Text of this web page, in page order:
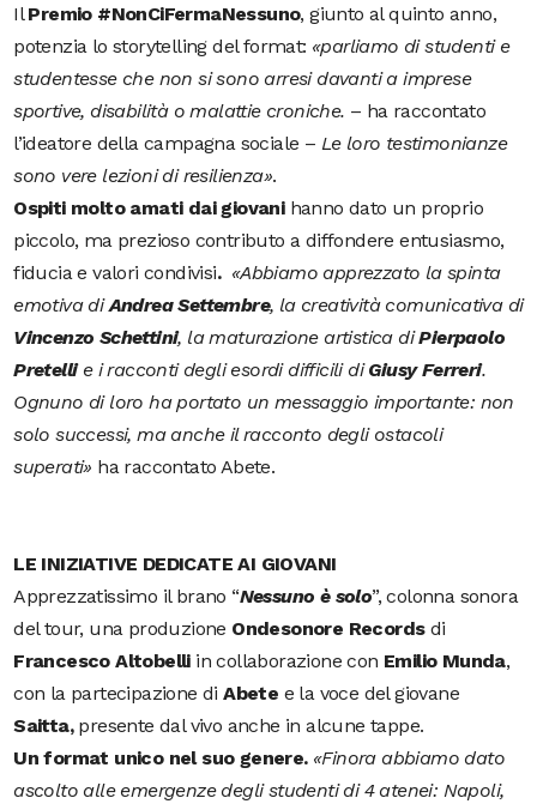
IlPremio #NonCiFermaNessuno, giunto al quinto anno,
potenzia lo storytelling del format: «parliamo di studenti e
studentesse che non si sono arresi davanti a imprese
sportive, disabilità o malattie croniche. – ha raccontato
l’ideatore della campagna sociale – Le loro testimonianze
sono vere lezioni di resilienza».
Ospiti molto amati dai giovani hanno dato un proprio
piccolo, ma prezioso contributo a diffondere entusiasmo,
fiducia e valori condivisi. «Abbiamo apprezzato la spinta
emotiva diAndrea Settembre, la creatività comunicativa di
Vincenzo Schettini, la maturazione artistica diPierpaolo
Pretellie i racconti degli esordi difficili diGiusy Ferreri.
Ognuno di loro ha portato un messaggio importante: non
solo successi, ma anche il racconto degli ostacoli
superati» ha raccontato Abete.
LE INIZIATIVE DEDICATE AI GIOVANI
Apprezzatissimo il brano “Nessuno è solo”, colonna sonora
del tour, una produzione Ondesonore Recordsdi
Francesco Altobelliin collaborazione con Emilio Munda,
con la partecipazione diAbete e la voce del giovane
Saitta,presente dal vivo anche in alcune tappe.
Un format unico nel suo genere. «Finora abbiamo dato
ascolto alle emergenze degli studenti di 4 atenei: Napoli,